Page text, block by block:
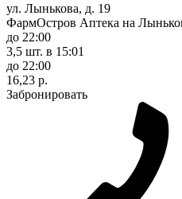
ул. Лынькова, д. 19
ФармОстров Аптека на
до 22:00
3,5 шт. в 15:01
до 22:00
16,23 р.
Забронировать